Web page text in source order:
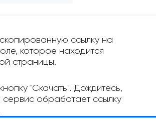
скопированную ссылку на
которое находится
страницы.
"Скачать". Дождитесь,
обработает ссылку